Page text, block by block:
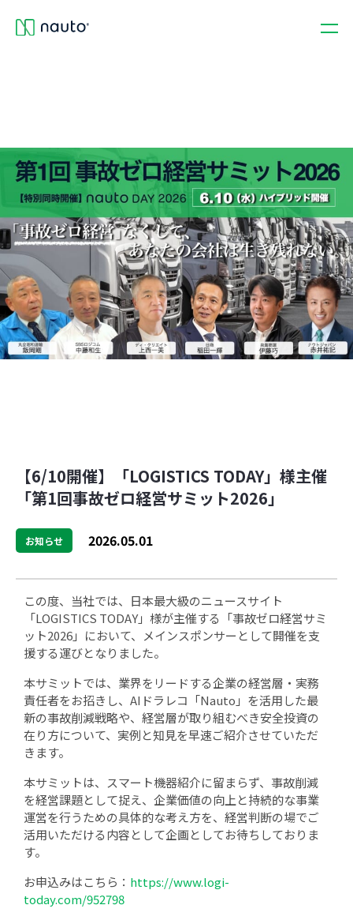
【6/10開催】「LOGISTICS TODAY」様主催
「第1回事故ゼロ経営サミット2026」
お知らせ 2026.05.01
この度、当社では、日本最大級のニュースサイト
「LOGISTICS TODAY」様が主催する「事故ゼロ経営サミ
ット2026」において、メインスポンサーとして開催を支
援する運びとなりました。
本サミットでは、業界をリードする企業の経営層・実務
責任者をお招きし、AIドラレコ「Nauto」を活用した最
新の事故削減戦略や、経営層が取り組むべき安全投資の
在り方について、実例と知見を早速ご紹介させていただ
きます。
本サミットは、スマート機器紹介に留まらず、事故削減
を経営課題として捉え、企業価値の向上と持続的な事業
運営を行うための具体的な考え方を、経営判断の場でご
活用いただける内容として企画としてお待ちしておりま
す。
お申込みはこちら： https://www.logi-
today.com/952798